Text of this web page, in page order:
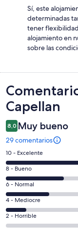
Sí, este
determinadas
tener
alojamiento en
sobre las
Comentarios
Capellan
8,0 Muy bueno
29 comentarios
12
comentarios
de
un
total
de
29
con
10 - Excelente
8
comentarios
de
un
total
de
8 - Bueno
6
comentarios
de
un
total
6 - Normal
3
comentarios
de
4 - Mediocre
0
comentarios
2 - Horrible